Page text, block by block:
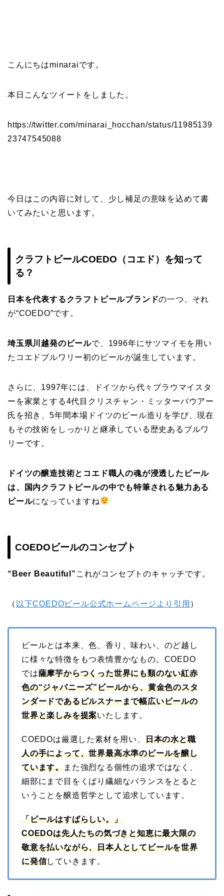
こんにちはminaraiです。
本日こんなツイートをしました。
https://twitter.com/minarai_hocchan/status/11985139
23747545088
今日はこの内容に対して、少し補足の意味を込めて書
いてみたいと思います。
クラフトビールCOEDO（コエド）を知って
る？
日本を代表するクラフトビールブランドの一つ、それ
が“COEDO”です。
埼玉県川越発のビールで、1996年にサツマイモを用い
たコエドブルワリー初のビールが誕生しています。
さらに、1997年には、ドイツから代々ブラウマイスタ
ーを家業とする4代目クリスチャン・ミッターバウアー
氏を招き、5年間本場ドイツのビール造りを学び、現在
もその技術をしっかりと継承している歴史あるブルワ
リーです。
ドイツの醸造技術とコエド職人の魂が浸透したビール
は、国内クラフトビールの中でも特筆される魅力ある
ビールになっていますね
COEDOビールのコンセプト
“Beer Beautiful” これがコンセプトのキャッチです。
（ 以下COEDOビール公式ホームページより引用 ）
ビールとは本来、色、香り、味わい、のど越し
に様々な特徴をもつ表情豊かなもの。COEDO
では薩摩芋からつくった世界にも類のない紅赤
色の“ジャパニーズ”ビールから、黄金色のスタ
ンダードであるピルスナーまで幅広いビールの
世界と楽しみを提案いたします。
COEDOは厳選した素材を用い、 日本の水と職
人の手によって、世界最高水準のビールを醸し
ています。また強烈なる個性の追求ではなく、
細部にまで目をくばり繊細なバランスをとると
いうことを醸造哲学として追求しています。
「ビールはすばらしい。」
COEDOは先人たちの気づきと知恵に最大限の
敬意を払いながら、日本人としてビールを世界
に発信していきます。